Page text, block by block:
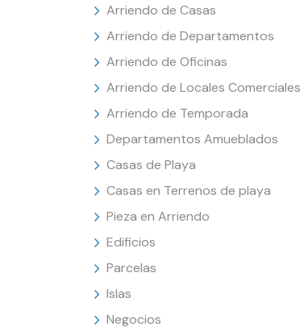
Arriendo de Casas
Arriendo de Departamentos
Arriendo de Oficinas
Arriendo de Locales Comerciales
Arriendo de Temporada
Departamentos Amueblados
Casas de Playa
Casas en Terrenos de playa
Pieza en Arriendo
Edificios
Parcelas
Islas
Negocios